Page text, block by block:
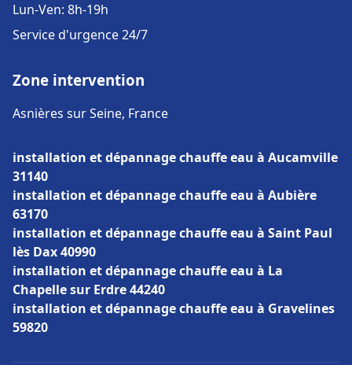
Lun-Ven: 8h-19h
Service d'urgence 24/7
Zone intervention
Asnières sur Seine, France
installation et dépannage chauffe eau à Aucamville
31140
installation et dépannage chauffe eau à Aubière
63170
installation et dépannage chauffe eau à Saint Paul
lès Dax 40990
installation et dépannage chauffe eau à La
Chapelle sur Erdre 44240
installation et dépannage chauffe eau à Gravelines
59820